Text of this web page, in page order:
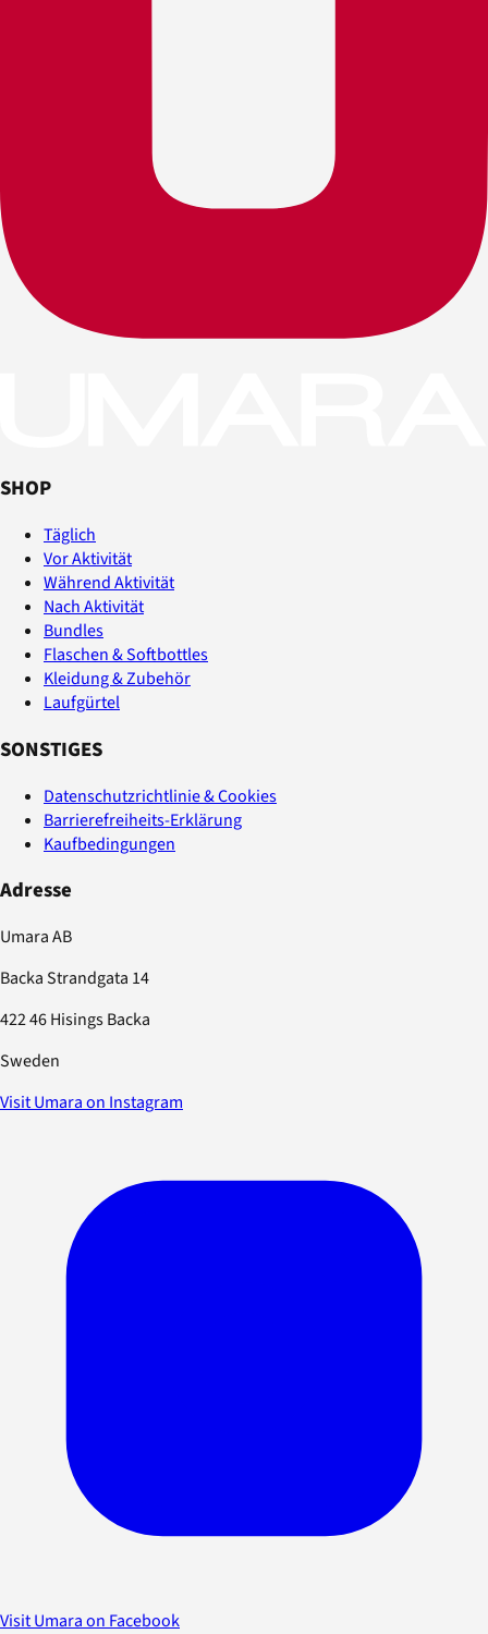
SHOP
Täglich
Vor Aktivität
Während Aktivität
Nach Aktivität
Bundles
Flaschen & Softbottles
Kleidung & Zubehör
Laufgürtel
SONSTIGES
Datenschutzrichtlinie & Cookies
Barrierefreiheits-Erklärung
Kaufbedingungen
Adresse
Umara AB
Backa Strandgata 14
422 46 Hisings Backa
Sweden
Visit Umara on Instagram
Visit Umara on Facebook